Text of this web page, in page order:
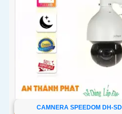
CAMNERA SPEEDOM DH-